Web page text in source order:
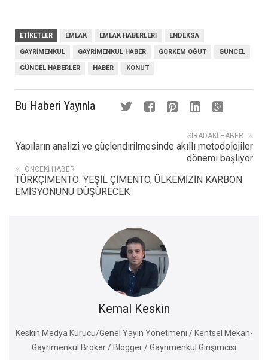
ETIKETLER EMLAK EMLAK HABERLERI ENDEKSA
GAYRIMENKUL GAYRIMENKUL HABER GÖRKEM ÖĞÜT GÜNCEL
GÜNCEL HABERLER HABER KONUT
Bu Haberi Yayınla
SIRADAKI HABER
Yapıların analizi ve güçlendirilmesinde akıllı metodolojiler
dönemi başlıyor
ÖNCEKI HABER
TÜRKÇİMENTO: YEŞİL ÇİMENTO, ÜLKEMİZİN KARBON
EMİSYONUNU DÜŞÜRECEK
Kemal Keskin
Keskin Medya Kurucu/Genel Yayın Yönetmeni / Kentsel Mekan-
Gayrimenkul Broker / Blogger / Gayrimenkul Girişimcisi